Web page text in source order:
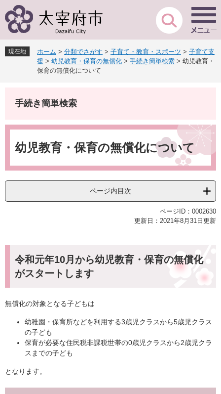
ー
先
頭
ニ
を
飛
現在地 ホーム > 分類でさがす > 子育て・教育・スポーツ > 子育て支
援 > 幼児教育・保育の無償化 > 手続き簡単検索 > 幼児教育・
保育の無償化について
手続き簡単検索
本
幼児教育・保育の無償化について
ページ内目次
ページID：0002630
更新日：2021年8月31日更新
令和元年10月から幼児教育・保育の無償化
がスタートします
無償化の対象となる子どもは
幼稚園・保育所などを利用する3歳児クラスから5歳児クラス
の子ども
保育が必要な住民税非課税世帯の0歳児クラスから2歳児クラ
スまでの子ども
となります。